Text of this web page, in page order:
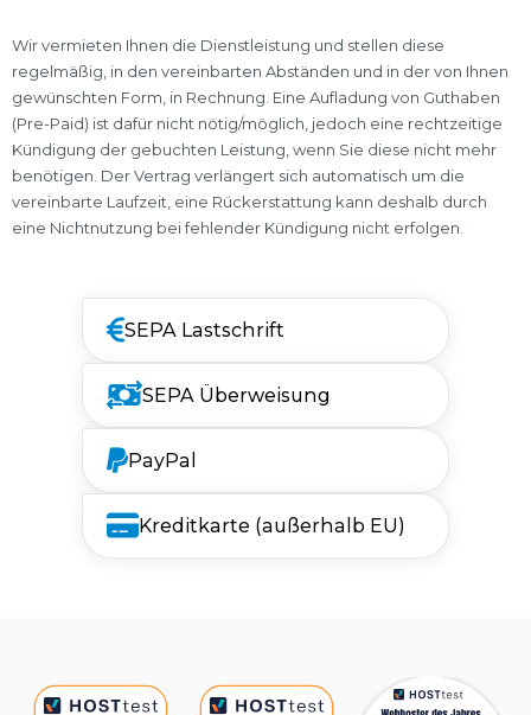
Wir vermieten Ihnen die Dienstleistung und stellen diese
regelmäßig, in den vereinbarten Abständen und in der von Ihnen
gewünschten Form, in Rechnung. Eine Aufladung von Guthaben
(Pre-Paid) ist dafür nicht nötig/möglich, jedoch eine rechtzeitige
Kündigung der gebuchten Leistung, wenn Sie diese nicht mehr
benötigen. Der Vertrag verlängert sich automatisch um die
vereinbarte Laufzeit, eine Rückerstattung kann deshalb durch
eine Nichtnutzung bei fehlender Kündigung nicht erfolgen.
SEPA Lastschrift
SEPA Überweisung
PayPal
Kreditkarte (außerhalb EU)